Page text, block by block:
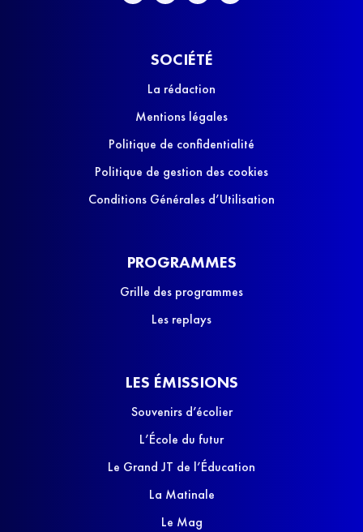
SOCIÉTÉ
La rédaction
Mentions légales
Politique de confidentialité
Politique de gestion des cookies
Conditions Générales d’Utilisation
PROGRAMMES
Grille des programmes
Les replays
LES ÉMISSIONS
Souvenirs d’écolier
L’École du futur
Le Grand JT de l’Éducation
La Matinale
Le Mag